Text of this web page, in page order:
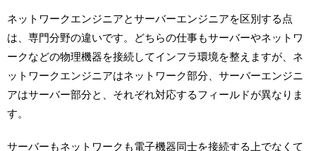
ネットワークエンジニアとサーバーエンジニアを区別する点
は、専門分野の違いです。どちらの仕事もサーバーやネットワ
ークなどの物理機器を接続してインフラ環境を整えますが、ネ
ットワークエンジニアはネットワーク部分、サーバーエンジニ
アはサーバー部分と、それぞれ対応するフィールドが異なりま
す。
サーバーもネットワークも電子機器同士を接続する上でなくて